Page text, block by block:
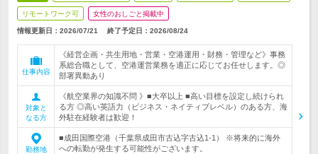
リモートワーク可 女性のおしごと掲載中
情報更新日：2026/07/21 終了予定日： 2026/08/24
仕事内容
《経営企画・共生用地・営業・空港運用・財務・管理など》事務
系総合職として、空港運営業務を適正に応じてお任せします。◎
部署異動あり
対象と
なる方
《航空業界の知識不問 》■大卒以上 ■高い目標を設定し続けられ
る方 ◎高い英語力（ビジネス・ネイティブレベル）のある方、海
外駐在経験者は歓迎！
勤務地
■成田国際空港（千葉県成田市古込字古込1-1） ※将来的に海外
への転勤が発生する可能性がございます。